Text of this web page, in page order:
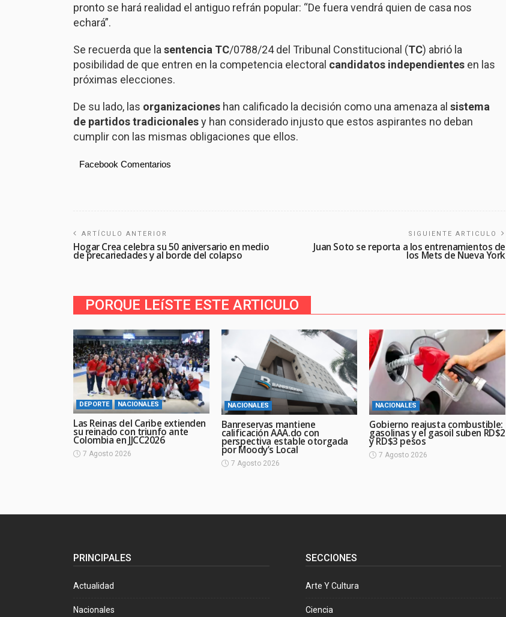
pronto se hará realidad el antiguo refrán popular: “De fuera vendrá quien de casa nos
echará”.
Se recuerda que lasentencia TC/0788/24 del Tribunal Constitucional (TC) abrió la
posibilidad de que entren en la competencia electoral candidatos independientes en las
próximas elecciones.
De su lado, las organizaciones han calificado la decisión como una amenaza al sistema
de partidos tradicionalesy han considerado injusto que estos aspirantes no deban
cumplir con las mismas obligaciones que ellos.
Facebook Comentarios
ARTÍCULO ANTERIOR
Hogar Crea celebra su 50 aniversario en medio
de precariedades y al borde del colapso
SIGUIENTE ARTICULO
Juan Soto se reporta a los entrenamientos de
los Mets de Nueva York
PORQUE LEíSTE ESTE ARTICULO
DEPORTE NACIONALES
Las Reinas del Caribe extienden
su reinado con triunfo ante
Colombia en JJCC2026
7 Agosto 2026
NACIONALES
Banreservas mantiene
calificación AAA.do con
perspectiva estable otorgada
por Moody’s Local
7 Agosto 2026
NACIONALES
Gobierno reajusta combustible:
gasolinas y el gasoil suben RD$2
y RD$3 pesos
7 Agosto 2026
PRINCIPALES
Actualidad
Nacionales
SECCIONES
Arte Y Cultura
Ciencia